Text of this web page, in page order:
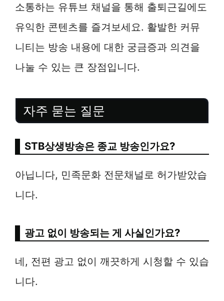
소통하는 유튜브 채널을 통해 출퇴근길에도
유익한 콘텐츠를 즐겨보세요. 활발한 커뮤
니티는 방송 내용에 대한 궁금증과 의견을
나눌 수 있는 큰 장점입니다.
자주 묻는 질문
STB상생방송은 종교 방송인가요?
아닙니다, 민족문화 전문채널로 허가받았습
니다.
광고 없이 방송되는 게 사실인가요?
네, 전편 광고 없이 깨끗하게 시청할 수 있습
니다.